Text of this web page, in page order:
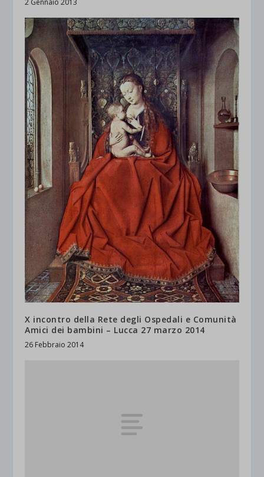
2 Gennaio 2013
X incontro della Rete degli Ospedali e Comunità
Amici dei bambini – Lucca 27 marzo 2014
26 Febbraio 2014